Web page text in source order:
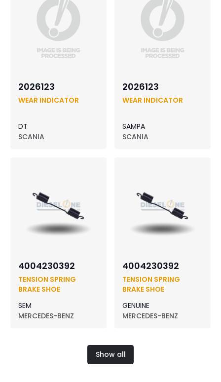
2026123
WEAR INDICATOR
DT
SCANIA
2026123
WEAR INDICATOR
SAMPA
SCANIA
4004230392
TENSION SPRING
BRAKE SHOE
SEM
MERCEDES-BENZ
4004230392
TENSION SPRING
BRAKE SHOE
GENUINE
MERCEDES-BENZ
Show all